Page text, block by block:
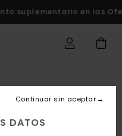
en las Ofertas
DATOS
Continuar sin aceptar